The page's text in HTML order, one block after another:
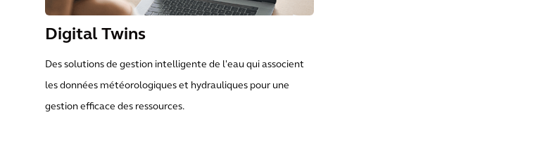
Digital Twins
Des solutions de gestion intelligente de l'eau qui associent
les données météorologiques et hydrauliques pour une
gestion efficace des ressources.